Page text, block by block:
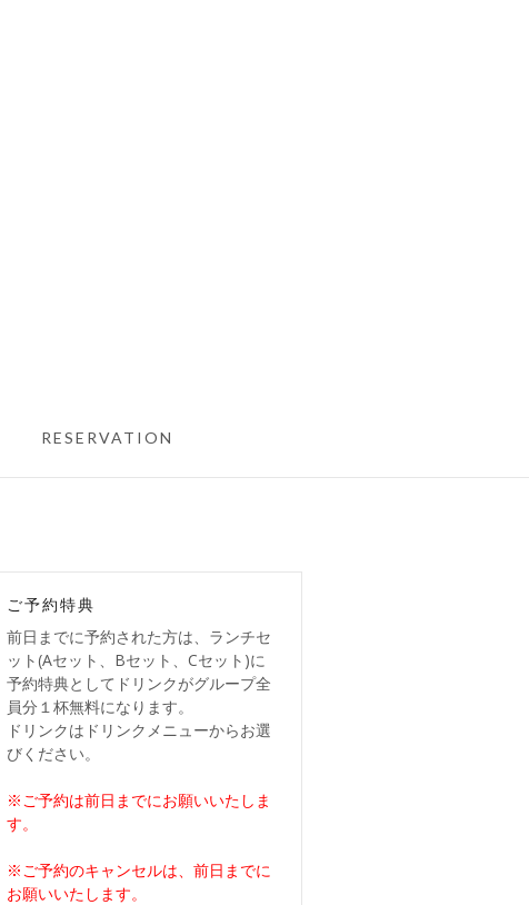
RESERVATION
ご予約特典
前日までに予約された方は、ランチセ
ット(Aセット、Bセット、Cセット)に
予約特典としてドリンクがグループ全
員分１杯無料になります。
ドリンクはドリンクメニューからお選
びください。
※ご予約は前日までにお願いいたしま
す。
※ご予約のキャンセルは、前日までに
お願いいたします。